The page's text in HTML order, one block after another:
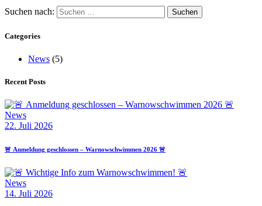
Suchen nach:
Categories
News (5)
Recent Posts
News
22. Juli 2026
🚨 Anmeldung geschlossen – Warnowschwimmen 2026 🚨
News
14. Juli 2026